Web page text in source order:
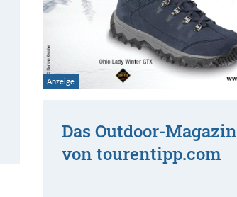
Das Outdoor-Magazin
von tourentipp.com